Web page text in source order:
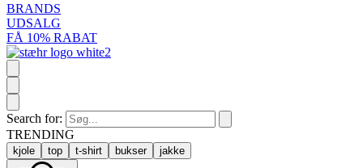
BRANDS
UDSALG
FÅ 10% RABAT
Search for:
TRENDING
kjole top t-shirt bukser jakke